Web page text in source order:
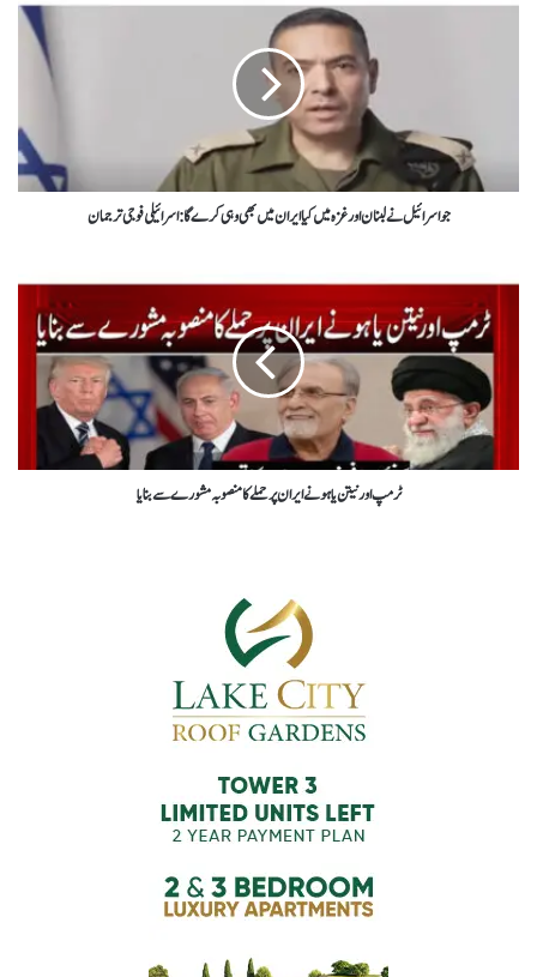
جو اسرائیل نے لبنان اور غزہ میں کیا ایران میں بھی وہی کرےگا: اسرائیلی فوجی ترجمان
ٹرمپ اور نیتن یاہو نے ایران پر حملے کا منصوبہ مشورے سے بنایا